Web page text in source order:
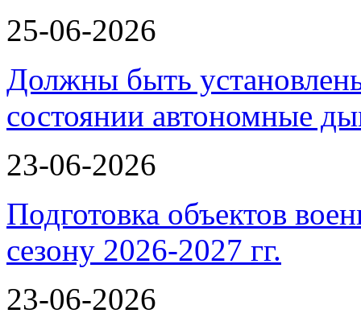
25-06-2026
Должны быть
состоянии автономные
23-06-2026
Подготовка объектов
сезону 2026-2027 гг.
23-06-2026